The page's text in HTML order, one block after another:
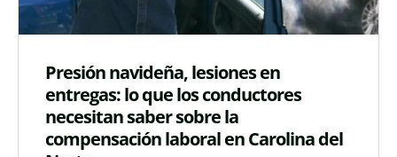
Presión navideña, lesiones en
entregas: lo que los conductores
necesitan saber sobre la
compensación laboral en Carolina del